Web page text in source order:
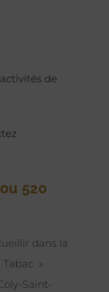
de
520
dans la
Tabac »
Saint-